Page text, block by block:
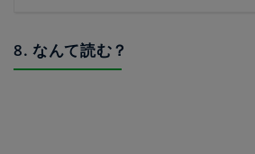
8. なんて読む？